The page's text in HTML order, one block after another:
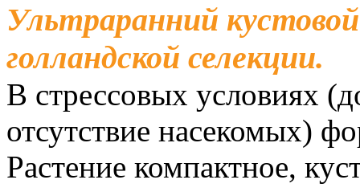
Ультраранний
голландской селекции.
В стрессовых условиях
отсутствие насекомых)
Растение компактное,